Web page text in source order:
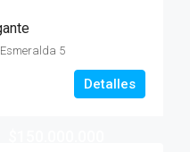
5
Detalles